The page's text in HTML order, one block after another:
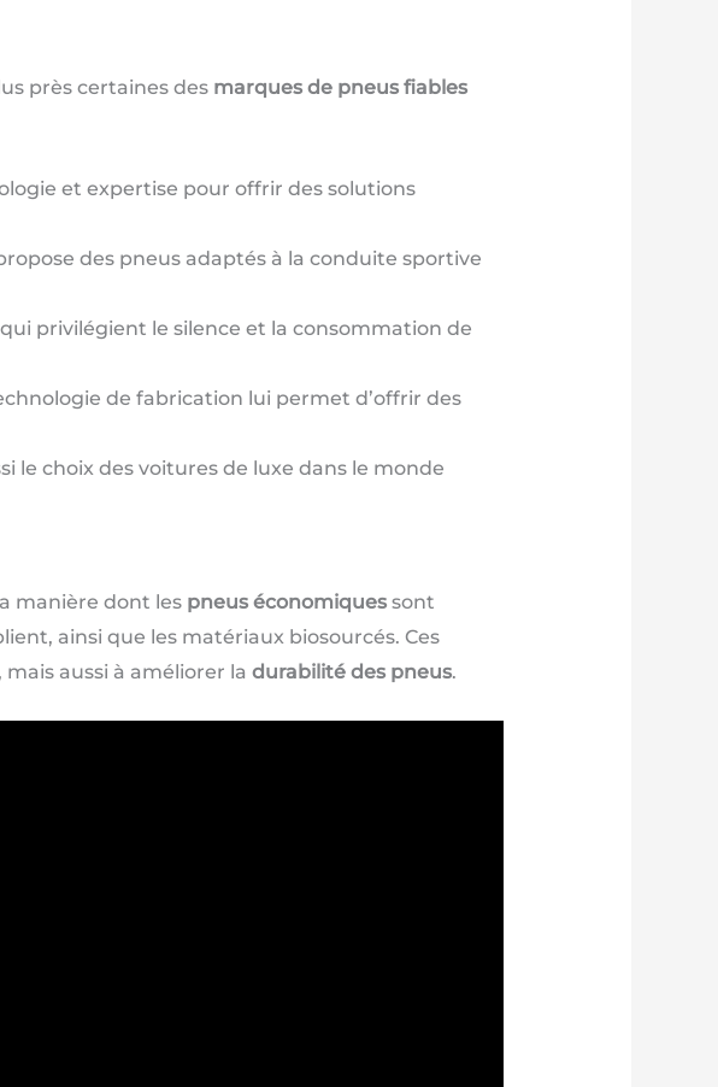
près certaines des marques de pneus fiables
et expertise pour offrir des solutions
des pneus adaptés à la conduite sportive
privilégient le silence et la consommation de
de fabrication lui permet d’offrir des
le choix des voitures de luxe dans le monde
manière dont les pneus économiquessont
ainsi que les matériaux biosourcés. Ces
aussi à améliorer la durabilité des pneus.